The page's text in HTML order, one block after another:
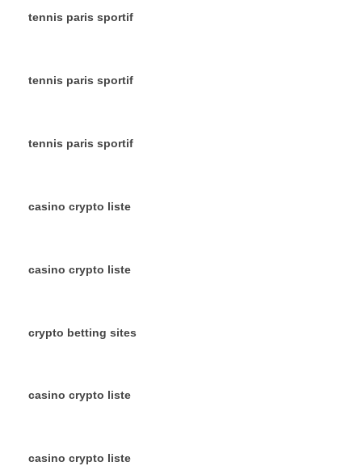
tennis paris sportif
tennis paris sportif
tennis paris sportif
casino crypto liste
casino crypto liste
crypto betting sites
casino crypto liste
casino crypto liste